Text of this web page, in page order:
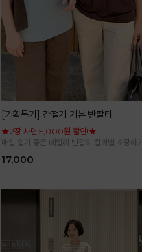
[기획특가] 간절기 기본 반팔티
★2장 사면 5,000원 할인!★
매일 입기 좋은 데일리 반팔티 컬러별 소장하기
17,000